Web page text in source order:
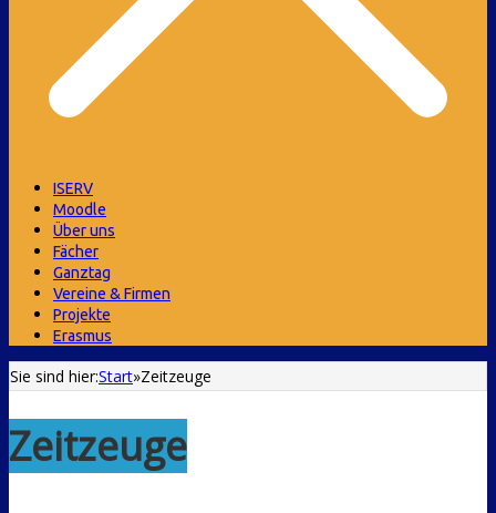
ISERV
Moodle
Über uns
Fächer
Ganztag
Vereine & Firmen
Projekte
Erasmus
Sie sind hier:Start»Zeitzeuge
Zeitzeuge